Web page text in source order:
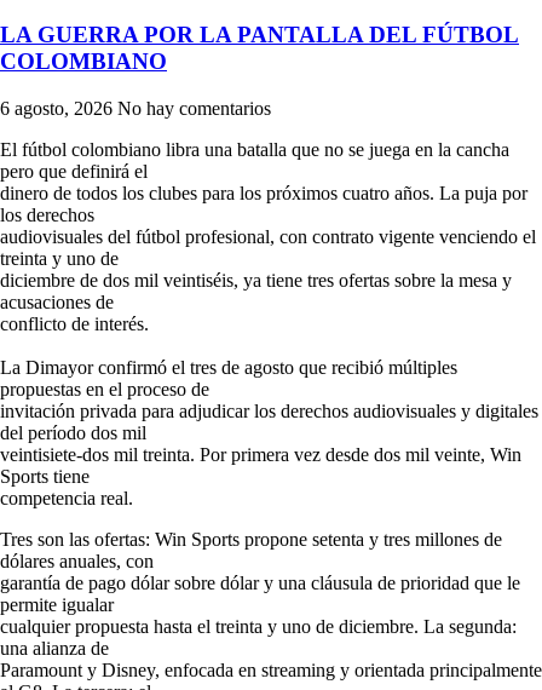
LA GUERRA POR LA PANTALLA DEL FÚTBOL
COLOMBIANO
6 agosto, 2026 No hay comentarios
El fútbol colombiano libra una batalla que no se juega en la cancha
pero que definirá el
dinero de todos los clubes para los próximos cuatro años. La puja por
los derechos
audiovisuales del fútbol profesional, con contrato vigente venciendo el
treinta y uno de
diciembre de dos mil veintiséis, ya tiene tres ofertas sobre la mesa y
acusaciones de
conflicto de interés.
La Dimayor confirmó el tres de agosto que recibió múltiples
propuestas en el proceso de
invitación privada para adjudicar los derechos audiovisuales y digitales
del período dos mil
veintisiete-dos mil treinta. Por primera vez desde dos mil veinte, Win
Sports tiene
competencia real.
Tres son las ofertas: Win Sports propone setenta y tres millones de
dólares anuales, con
garantía de pago dólar sobre dólar y una cláusula de prioridad que le
permite igualar
cualquier propuesta hasta el treinta y uno de diciembre. La segunda:
una alianza de
Paramount y Disney, enfocada en streaming y orientada principalmente